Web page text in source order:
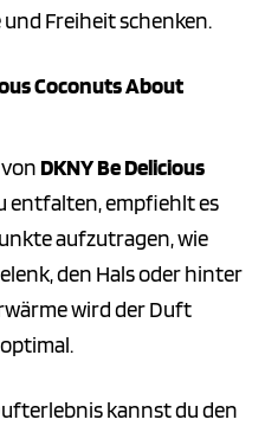
Freiheit schenken.
Coconuts About
DKNY Be Delicious
entfalten, empfiehlt es
aufzutragen, wie
den Hals oder hinter
wird der Duft
kannst du den